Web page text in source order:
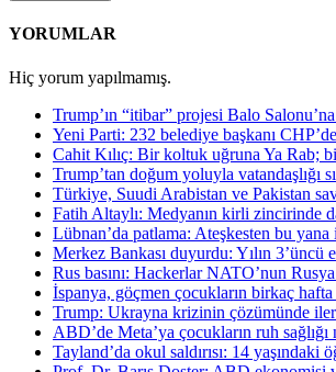
YORUMLAR
Hiç yorum yapılmamış.
Trump’ın “itibar” projesi Balo
Yeni Parti: 232 belediye başkanı
Cahit Kılıç: Bir koltuk uğruna Ya Rab;
Trump’tan doğum yoluyla vatandaşlığı
Türkiye, Suudi Arabistan ve Pakistan
Fatih Altaylı: Medyanın kirli zincirinde
Lübnan’da patlama: Ateşkesten bu
Merkez Bankası duyurdu: Yılın 3’üncü
Rus basını: Hackerlar NATO’nun
İspanya, göçmen çocukların birkaç
Trump: Ukrayna krizinin çözümünde
ABD’de Meta’ya çocukların ruh
Tayland’da okul saldırısı: 14